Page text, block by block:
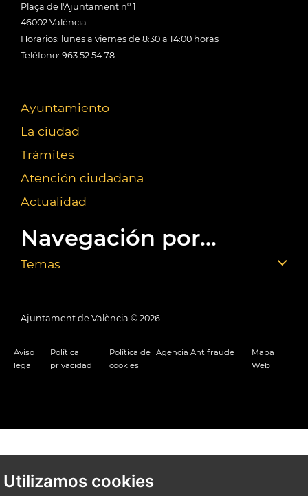
Utilizamos cookies
Plaça de l'Ajuntament nº 1
46002 València
Horarios: lunes a viernes de 8:30 a 14:00 horas
Teléfono: 963 52 54 78
Ayuntamiento
La ciudad
Trámites
Atención ciudadana
Actualidad
Navegación por...
Temas
Ajuntament de València © 2026
Aviso
legal
Política
privacidad
Política de
cookies
Agencia Antifraude
Mapa
Web